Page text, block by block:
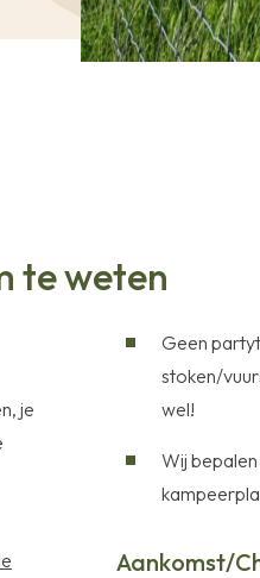
te weten
je
Geen
stoken/
wel!
Wij
Aankomst/